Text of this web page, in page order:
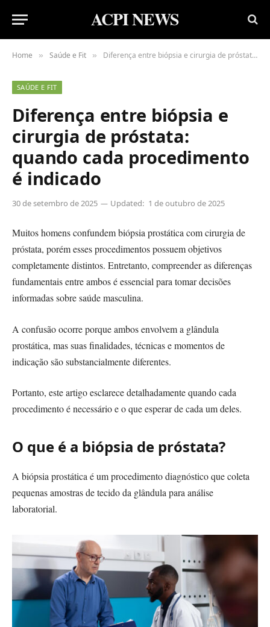
ACPI NEWS
Home » Saúde e Fit » Diferença entre biópsia e cirurgia de próstata: quando cada procedimento é indicado
SAÚDE E FIT
Diferença entre biópsia e
cirurgia de próstata:
quando cada procedimento
é indicado
30 de setembro de 2025 Updated: 1 de outubro de 2025
Muitos homens confundem biópsia prostática com cirurgia de
próstata, porém esses procedimentos possuem objetivos
completamente distintos. Entretanto, compreender as diferenças
fundamentais entre ambos é essencial para tomar decisões
informadas sobre saúde masculina.
A confusão ocorre porque ambos envolvem a glândula
prostática, mas suas finalidades, técnicas e momentos de
indicação são substancialmente diferentes.
Portanto, este artigo esclarece detalhadamente quando cada
procedimento é necessário e o que esperar de cada um deles.
O que é a biópsia de próstata?
A biópsia prostática é um procedimento diagnóstico que coleta
pequenas amostras de tecido da glândula para análise
laboratorial.